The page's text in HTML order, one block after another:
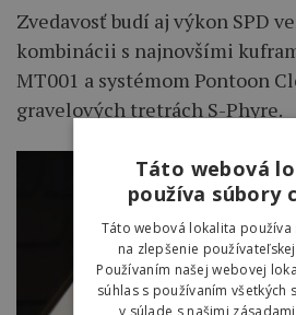
Zvedavosť budí aj výkon SPD
kombinácii s najnovšími
MT001 a systémom Pontoon
gravelových tretrách S-Phyre.
Táto webová
používa súbory
Táto webová lokalita
na zlepšenie
Používaním našej webovej
súhlas s používaním všetkých
v súlade s našimi